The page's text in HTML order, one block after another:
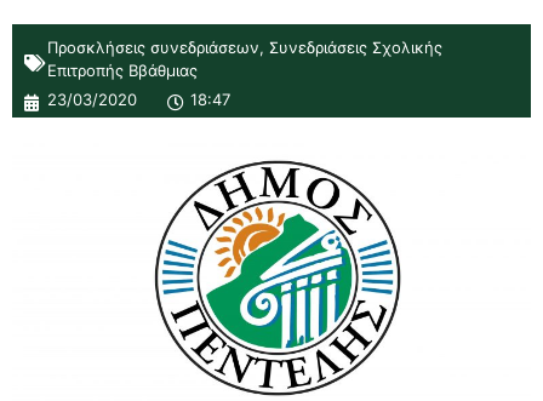
Προσκλήσεις συνεδριάσεων, Συνεδριάσεις Σχολικής
Επιτροπής Ββάθμιας
23/03/2020
18:47